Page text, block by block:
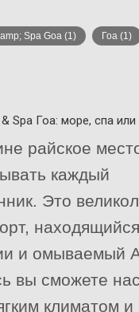
Spa Goa (1) Гоа (1)
Spa Гоа: море, спа
райское
каждый
Это
и омываемый
вы сможете
климатом